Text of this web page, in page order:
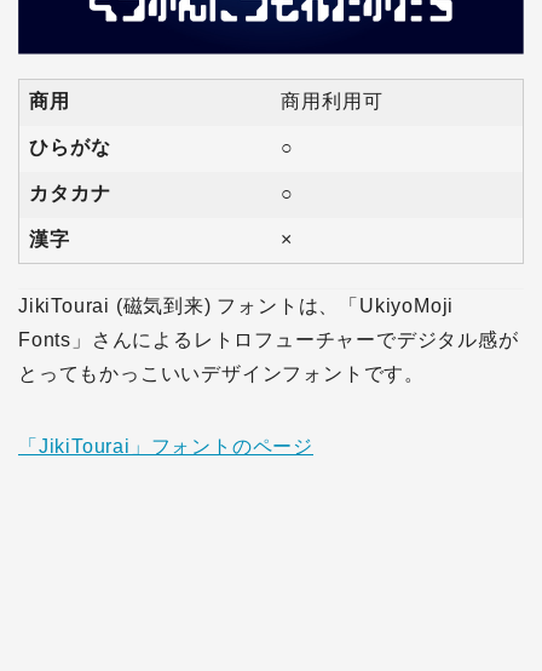
商用 商用利用可
ひらがな ○
カタカナ ○
漢字 ×
JikiTourai (磁気到来) フォントは、「UkiyoMoji
Fonts」さんによるレトロフューチャーでデジタル感が
とってもかっこいいデザインフォントです。
「JikiTourai」フォントのページ